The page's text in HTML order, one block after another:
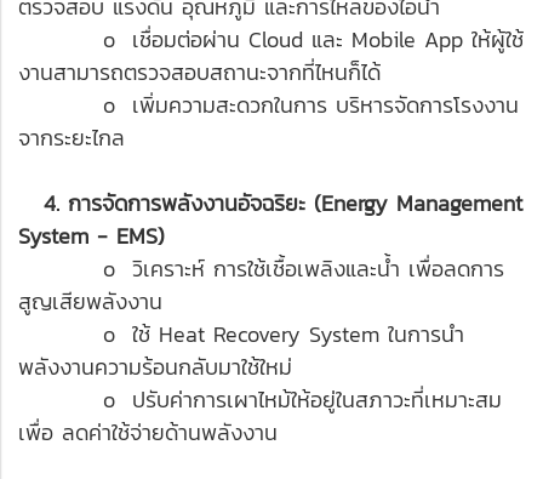
o เชื่อมต่อผ่าน Cloud และ Mobile App ให้ผู้ใช้
งานสามารถตรวจสอบสถานะจากที่ไหนก็ได้
o เพิ่มความสะดวกในการ บริหารจัดการโรงงาน
จากระยะไกล
4. การจัดการพลังงานอัจฉริยะ (Energy Management
System - EMS)
o วิเคราะห์ การใช้เชื้อเพลิงและน้ำ เพื่อลดการ
สูญเสียพลังงาน
o ใช้ Heat Recovery System ในการนำ
พลังงานความร้อนกลับมาใช้ใหม่
o ปรับค่าการเผาไหม้ให้อยู่ในสภาวะที่เหมาะสม
เพื่อ ลดค่าใช้จ่ายด้านพลังงาน